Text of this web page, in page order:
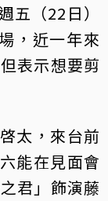
五（22日）
，近一年來
表示想要剪
太，來台前
能在見面會
君」飾演藤